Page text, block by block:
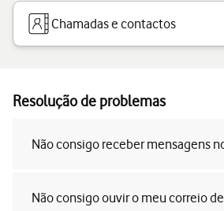
Chamadas e contactos
Resolução de problemas
Não consigo receber mensagens
Não consigo ouvir o meu correio